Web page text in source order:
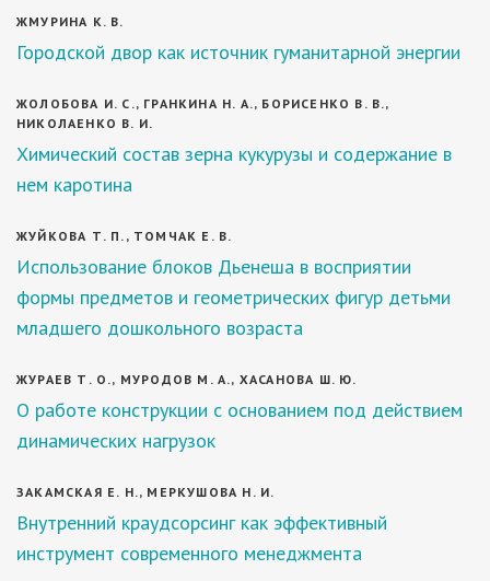
ЖМУРИНА К. В.
Городской двор как источник гуманитарной энергии
ЖОЛОБОВА И. С., ГРАНКИНА Н. А., БОРИСЕНКО В. В.,
НИКОЛАЕНКО В. И.
Химический состав зерна кукурузы и содержание в
нем каротина
ЖУЙКОВА Т. П., ТОМЧАК Е. В.
Использование блоков Дьенеша в восприятии
формы предметов и геометрических фигур детьми
младшего дошкольного возраста
ЖУРАЕВ Т. О., МУРОДОВ М. А., ХАСАНОВА Ш. Ю.
О работе конструкции с основанием под действием
динамических нагрузок
ЗАКАМСКАЯ Е. Н., МЕРКУШОВА Н. И.
Внутренний краудсорсинг как эффективный
инструмент современного менеджмента